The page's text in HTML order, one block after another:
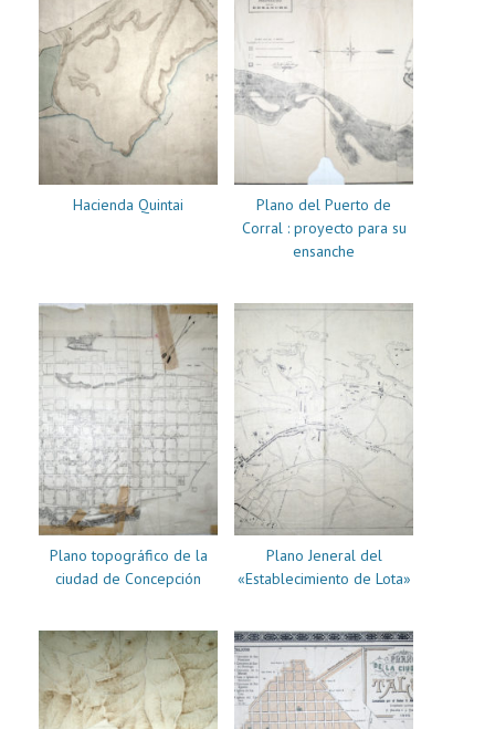
Hacienda Quintai
Plano del Puerto de
Corral : proyecto para su
ensanche
Plano topográfico de la
ciudad de Concepción
Plano Jeneral del
«Establecimiento de Lota»